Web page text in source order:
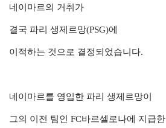
네이마르의 거취가
결국 파리 생제르망(PSG)에
이적하는 것으로 결정되었습니다.
네이마르를 영입한 파리 생제르망이
그의 이전 팀인 FC바르셀로나에 지급한